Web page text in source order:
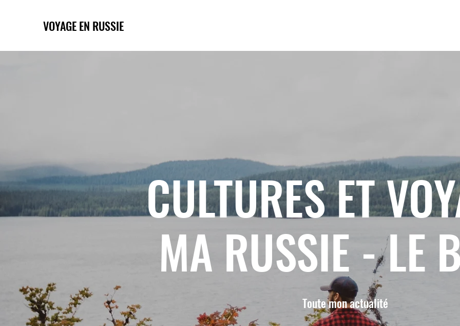
VOYAGE EN RUSSIE
CULTURES ET
MA RUSSIE - LE
Toute mon actualité